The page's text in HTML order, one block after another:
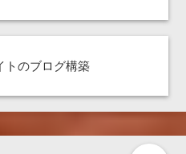
トのブログ構築